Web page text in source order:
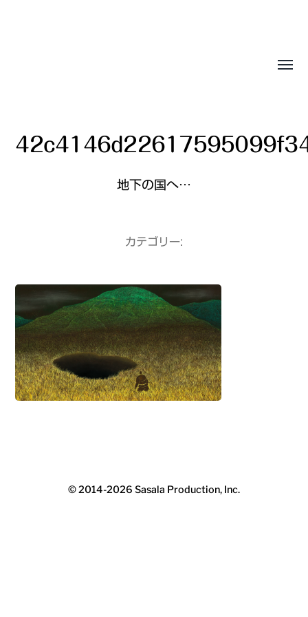
地下の国へ…
カテゴリー:
© 2014-2026 Sasala Production, Inc.